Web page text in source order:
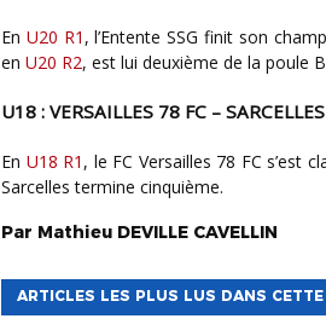
En U20 R1 , l’Entente SSG finit son
en U20 R2, est lui deuxième de la poule
U18 : VERSAILLES 78 FC –
En U18 R1 , le FC Versailles 78 FC s’est
Sarcelles termine cinquième.
Par Mathieu DEVILLE CAVELLIN
ARTICLES LES PLUS LUS DANS CETTE